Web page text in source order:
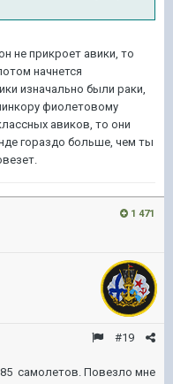
не прикроет авики, то
начнется
изначально были раки,
фиолетовому
авиков, то они
гораздо больше, чем ты
1 471
#19
самолетов. Повезло мне